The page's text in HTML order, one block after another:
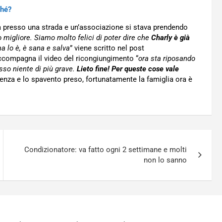
una strada e un’associazione si stava prendendo
Siamo molto felici di poter dire che Charly è già
lo è, è sana e salva” viene scritto nel post
il video del ricongiungimento “ora sta riposando
niente di più grave. Lieto fine! Per queste cose vale
e lo spavento preso, fortunatamente la famiglia ora è
Condizionatore: va fatto ogni 2 settimane e molti
non lo sanno